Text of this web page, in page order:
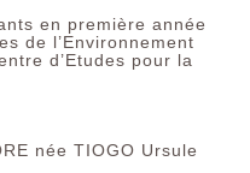
en première année
de l’Environnement
d’Etudes pour la
née TIOGO Ursule